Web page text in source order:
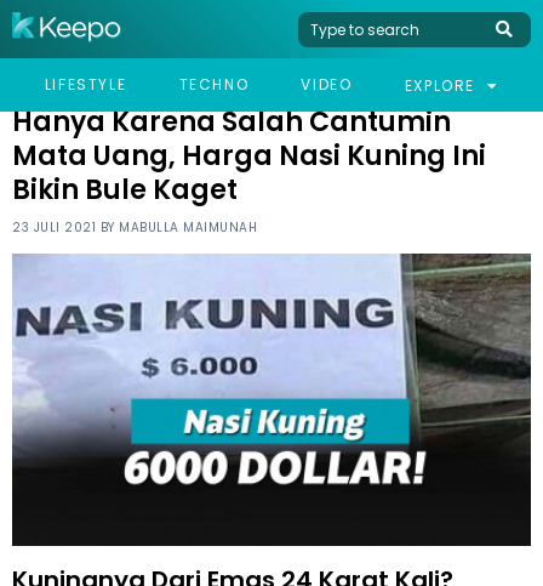
LIFESTYLE TECHNO VIDEO EXPLORE
HOME VIRAL
HANYA KARENA SALAH CANTUMIN MATA UANG, HARGA NASI
Hanya Karena Salah Cantumin
Mata Uang, Harga Nasi Kuning Ini
Bikin Bule Kaget
23 JULI 2021 BY MABULLA MAIMUNAH